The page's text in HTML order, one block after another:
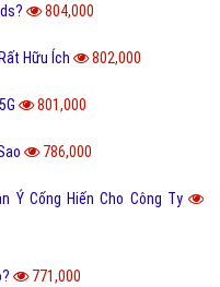
804,000
Hữu Ích 802,000
801,000
786,000
Ý Cống Hiến Cho Công Ty
771,000